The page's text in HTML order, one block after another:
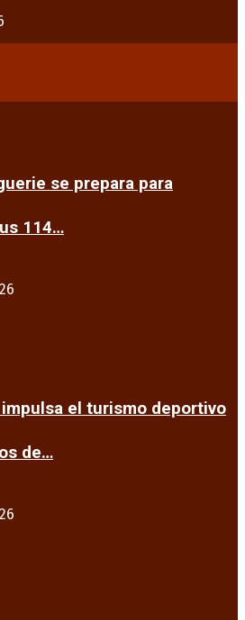
se prepara para
114…
el turismo deportivo
de…